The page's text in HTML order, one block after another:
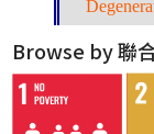
Browse by 聯